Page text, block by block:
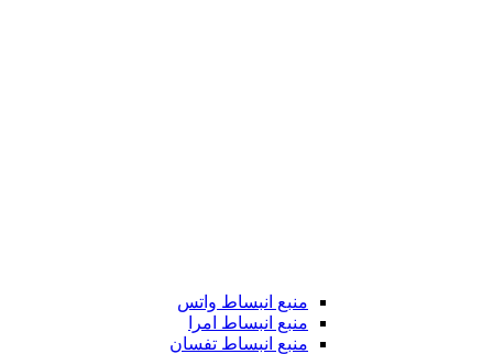
منبع انبساط واتس
منبع انبساط امرا
منبع انبساط تفسان